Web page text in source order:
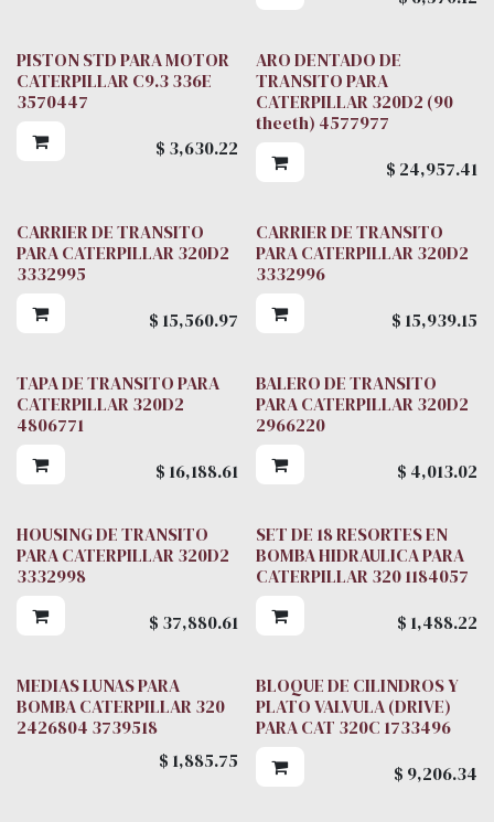
PISTON STD PARA MOTOR
CATERPILLAR C9.3 336E
3570447
$ 3,630.22
ARO DENTADO DE
TRANSITO PARA
CATERPILLAR 320D2 (90
theeth) 4577977
$ 24,957.41
CARRIER DE TRANSITO
PARA CATERPILLAR 320D2
3332995
$ 15,560.97
CARRIER DE TRANSITO
PARA CATERPILLAR 320D2
3332996
$ 15,939.15
TAPA DE TRANSITO PARA
CATERPILLAR 320D2
4806771
$ 16,188.61
BALERO DE TRANSITO
PARA CATERPILLAR 320D2
2966220
$ 4,013.02
HOUSING DE TRANSITO
PARA CATERPILLAR 320D2
3332998
$ 37,880.61
SET DE 18 RESORTES EN
BOMBA HIDRAULICA PARA
CATERPILLAR 320 1184057
$ 1,488.22
MEDIAS LUNAS PARA
BOMBA CATERPILLAR 320
2426804 3739518
$ 1,885.75
BLOQUE DE CILINDROS Y
PLATO VALVULA (DRIVE)
PARA CAT 320C 1733496
$ 9,206.34